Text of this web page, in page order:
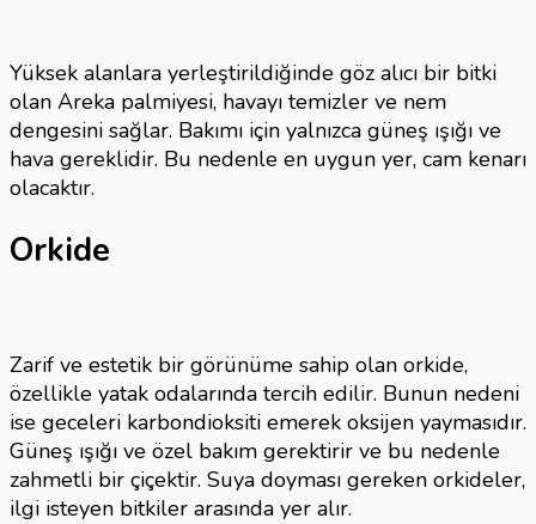
Yüksek alanlara yerleştirildiğinde göz alıcı bir bitki
olan Areka palmiyesi, havayı temizler ve nem
dengesini sağlar. Bakımı için yalnızca güneş ışığı ve
hava gereklidir. Bu nedenle en uygun yer, cam kenarı
olacaktır.
Orkide
Zarif ve estetik bir görünüme sahip olan orkide,
özellikle yatak odalarında tercih edilir. Bunun nedeni
ise geceleri karbondioksiti emerek oksijen yaymasıdır.
Güneş ışığı ve özel bakım gerektirir ve bu nedenle
zahmetli bir çiçektir. Suya doyması gereken orkideler,
ilgi isteyen bitkiler arasında yer alır.